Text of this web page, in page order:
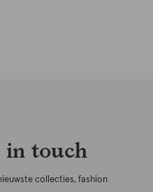
in touch
collecties, fashion